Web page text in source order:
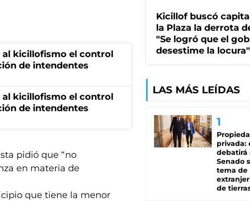
al kicillofismo el control
de intendentes
al kicillofismo el control
de intendentes
pidió que “no
en materia de
que tiene la menor
Kicillof buscó
la Plaza la derrota
"Se logró que el
desestime la locura"
LAS MÁS LEÍDAS
privada:
debatirá
Senado
tema de
de